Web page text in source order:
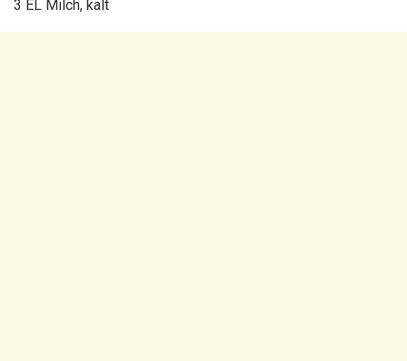
3 EL Milch, kalt